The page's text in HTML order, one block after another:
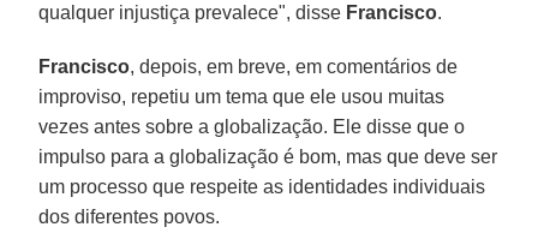
qualquer injustiça prevalece", disse Francisco.
Francisco, depois, em breve, em comentários de
improviso, repetiu um tema que ele usou muitas
vezes antes sobre a globalização. Ele disse que o
impulso para a globalização é bom, mas que deve ser
um processo que respeite as identidades individuais
dos diferentes povos.